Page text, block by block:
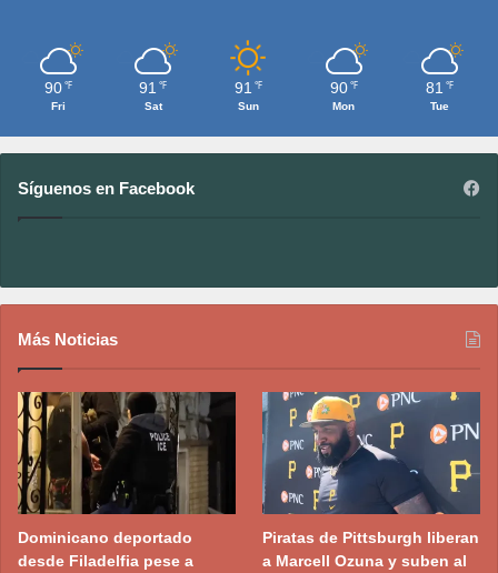
90 ℉
Fri
91 ℉
Sat
91 ℉
Sun
90 ℉
Mon
81 ℉
Tue
Síguenos en Facebook
Más Noticias
Dominicano deportado
desde Filadelfia pese a
Piratas de Pittsburgh liberan
a Marcell Ozuna y suben al